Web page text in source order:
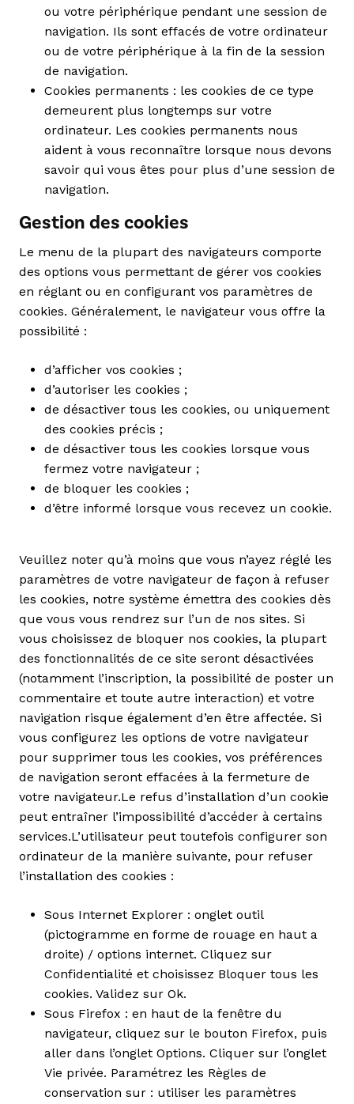
ou votre périphérique pendant une session de
navigation. Ils sont effacés de votre ordinateur
ou de votre périphérique à la fin de la session
de navigation.
Cookies permanents : les cookies de ce type
demeurent plus longtemps sur votre
ordinateur. Les cookies permanents nous
aident à vous reconnaître lorsque nous devons
savoir qui vous êtes pour plus d’une session de
navigation.
Gestion des cookies
Le menu de la plupart des navigateurs comporte
des options vous permettant de gérer vos cookies
en réglant ou en configurant vos paramètres de
cookies. Généralement, le navigateur vous offre la
possibilité :
d’afficher vos cookies ;
d’autoriser les cookies ;
de désactiver tous les cookies, ou uniquement
des cookies précis ;
de désactiver tous les cookies lorsque vous
fermez votre navigateur ;
de bloquer les cookies ;
d’être informé lorsque vous recevez un cookie.
Veuillez noter qu’à moins que vous n’ayez réglé les
paramètres de votre navigateur de façon à refuser
les cookies, notre système émettra des cookies dès
que vous vous rendrez sur l’un de nos sites. Si
vous choisissez de bloquer nos cookies, la plupart
des fonctionnalités de ce site seront désactivées
(notamment l’inscription, la possibilité de poster un
commentaire et toute autre interaction) et votre
navigation risque également d’en être affectée. Si
vous configurez les options de votre navigateur
pour supprimer tous les cookies, vos préférences
de navigation seront effacées à la fermeture de
votre navigateur.Le refus d’installation d’un cookie
peut entraîner l’impossibilité d’accéder à certains
services.L’utilisateur peut toutefois configurer son
ordinateur de la manière suivante, pour refuser
l’installation des cookies :
Sous Internet Explorer : onglet outil
(pictogramme en forme de rouage en haut a
droite) / options internet. Cliquez sur
Confidentialité et choisissez Bloquer tous les
cookies. Validez sur Ok.
Sous Firefox : en haut de la fenêtre du
navigateur, cliquez sur le bouton Firefox, puis
aller dans l’onglet Options. Cliquer sur l’onglet
Vie privée. Paramétrez les Règles de
conservation sur : utiliser les paramètres